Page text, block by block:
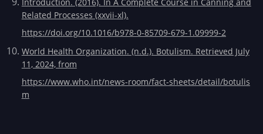
Introduction. (2016). In A Complete Course in Canning and
Related Processes (xxvii-xl).
https://doi.org/10.1016/b978-0-85709-679-1.09999-2
World Health Organization. (n.d.). Botulism. Retrieved July
11, 2024, from
https://www.who.int/news-room/fact-sheets/detail/botulis
m